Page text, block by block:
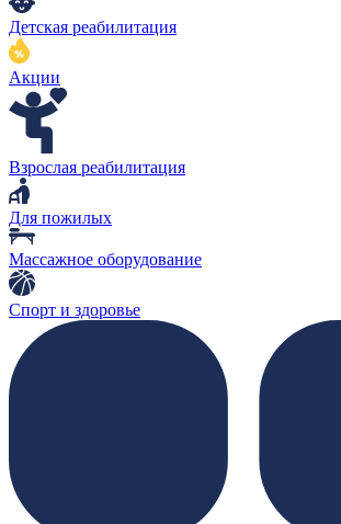
Детская реабилитация
Акции
Взрослая реабилитация
Для пожилых
Массажное оборудование
Спорт и здоровье